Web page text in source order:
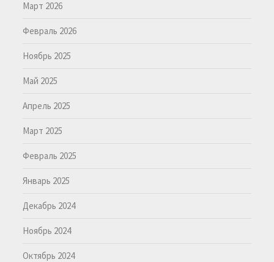
Март 2026
Февраль 2026
Ноябрь 2025
Май 2025
Апрель 2025
Март 2025
Февраль 2025
Январь 2025
Декабрь 2024
Ноябрь 2024
Октябрь 2024